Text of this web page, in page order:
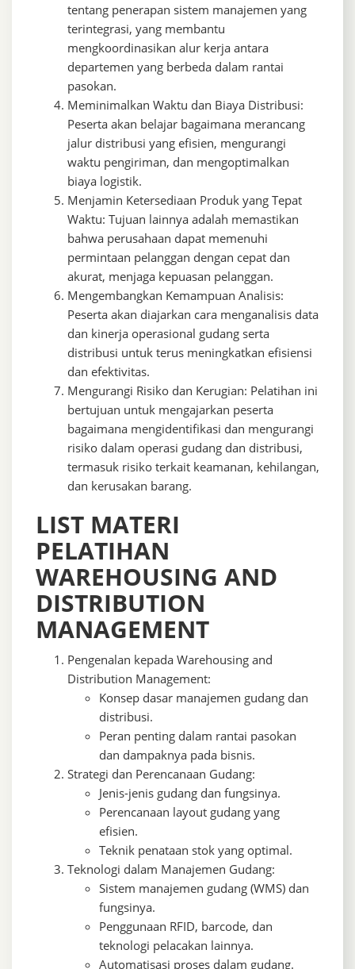
tentang penerapan sistem manajemen yang
terintegrasi, yang membantu
mengkoordinasikan alur kerja antara
departemen yang berbeda dalam rantai
pasokan.
Meminimalkan Waktu dan Biaya Distribusi:
Peserta akan belajar bagaimana merancang
jalur distribusi yang efisien, mengurangi
waktu pengiriman, dan mengoptimalkan
biaya logistik.
Menjamin Ketersediaan Produk yang Tepat
Waktu: Tujuan lainnya adalah memastikan
bahwa perusahaan dapat memenuhi
permintaan pelanggan dengan cepat dan
akurat, menjaga kepuasan pelanggan.
Mengembangkan Kemampuan Analisis:
Peserta akan diajarkan cara menganalisis data
dan kinerja operasional gudang serta
distribusi untuk terus meningkatkan efisiensi
dan efektivitas.
Mengurangi Risiko dan Kerugian: Pelatihan ini
bertujuan untuk mengajarkan peserta
bagaimana mengidentifikasi dan mengurangi
risiko dalam operasi gudang dan distribusi,
termasuk risiko terkait keamanan, kehilangan,
dan kerusakan barang.
LIST MATERI
PELATIHAN
WAREHOUSING AND
DISTRIBUTION
MANAGEMENT
Pengenalan kepada Warehousing and
Distribution Management:
Konsep dasar manajemen gudang dan
distribusi.
Peran penting dalam rantai pasokan
dan dampaknya pada bisnis.
Strategi dan Perencanaan Gudang:
Jenis-jenis gudang dan fungsinya.
Perencanaan layout gudang yang
efisien.
Teknik penataan stok yang optimal.
Teknologi dalam Manajemen Gudang:
Sistem manajemen gudang (WMS) dan
fungsinya.
Penggunaan RFID, barcode, dan
teknologi pelacakan lainnya.
Automatisasi proses dalam gudang.